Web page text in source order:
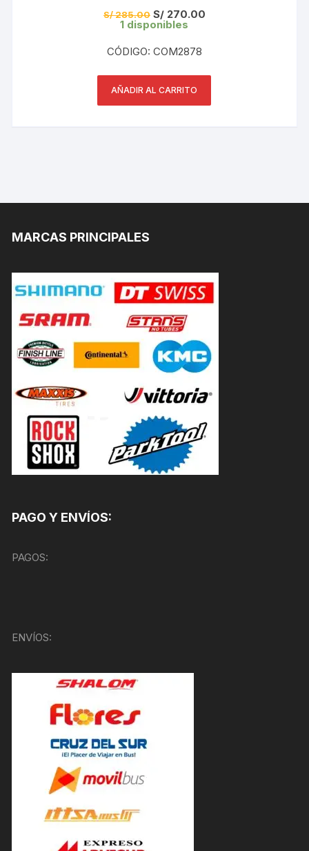
S/285.00 El
precio
S/ 285.00.
S/270.00El
1 disponibles
CÓDIGO: COM2878
AÑADIR AL CARRITO
MARCAS PRINCIPALES
PAGO Y ENVÍOS:
PAGOS:
ENVÍOS: